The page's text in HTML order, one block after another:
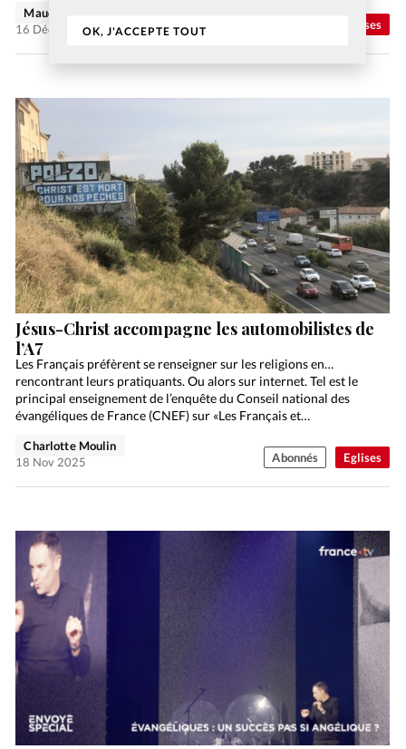
OK, J'ACCEPTE TOUT Eglises
Maude Burkhalter
16 Déc 2025
Eglises
Jésus-Christ accompagne les automobilistes de
l’A7
Les Français préfèrent se renseigner sur les religions en…
rencontrant leurs pratiquants. Ou alors sur internet. Tel est le
principal enseignement de l’enquête du Conseil national des
évangéliques de France (CNEF) sur «Les Français et…
Charlotte Moulin
18 Nov 2025
Abonnés